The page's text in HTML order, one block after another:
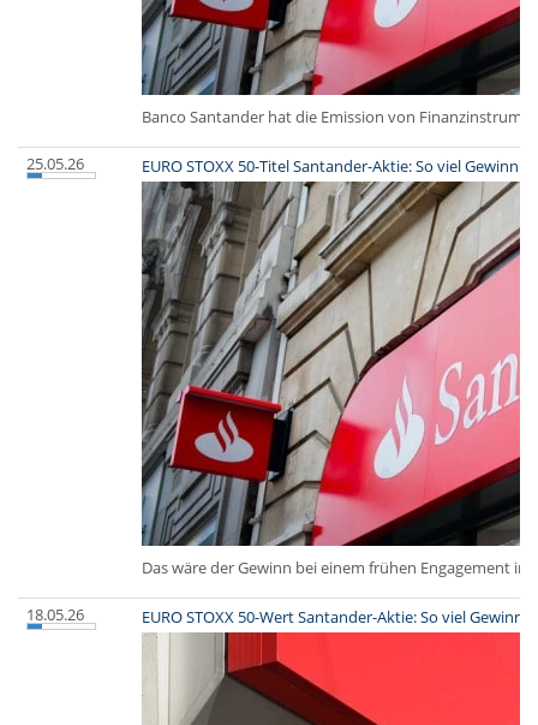
Banco Santander hat die Emission von
25.05.26 EURO STOXX 50-Titel Santander-Aktie: So viel
Das wäre der Gewinn bei einem frühen Engagement in
18.05.26 EURO STOXX 50-Wert Santander-Aktie: So viel